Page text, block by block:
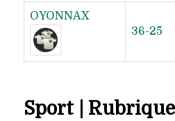
OYONNAX
36-25
Sport |